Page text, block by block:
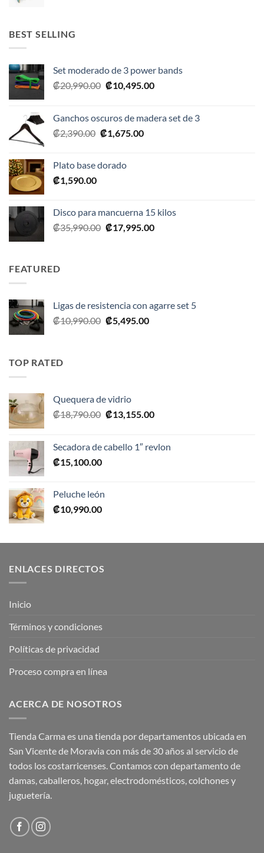
BEST SELLING
Set moderado de 3 power bands
₡20,990.00 El
era:
₡20,990.00.
₡10,495.00El
es:
Ganchos oscuros de madera set de 3
₡2,390.00 El
era:
₡1,675.00El
Plato base dorado
₡1,590.00
Disco para mancuerna 15 kilos
₡35,990.00 El
₡17,995.00El
FEATURED
Ligas de resistencia con agarre set 5
₡10,990.00 El
₡5,495.00El
TOP RATED
Quequera de vidrio
₡18,790.00 El
era:
₡13,155.00El
es:
Secadora de cabello 1″ revlon
₡15,100.00
Peluche león
₡10,990.00
ENLACES DIRECTOS
Inicio
Términos y condiciones
Políticas de privacidad
Proceso compra en línea
ACERCA DE NOSOTROS
Tienda Carma es una tienda por departamentos ubicada en
San Vicente de Moravia con más de 30 años al servicio de
todos los costarricenses. Contamos con departamento de
damas, caballeros, hogar, electrodomésticos, colchones y
juguetería.